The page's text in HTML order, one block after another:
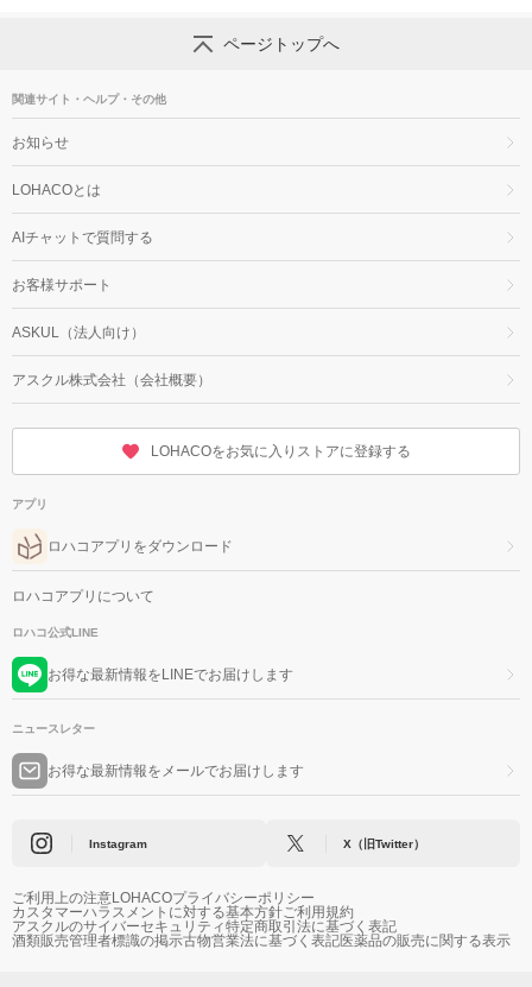
ページトップへ
関連サイト・ヘルプ・その他
お知らせ
LOHACOとは
AIチャットで質問する
お客様サポート
ASKUL（法人向け）
アスクル株式会社（会社概要）
LOHACOをお気に入りストアに登録する
アプリ
ロハコアプリをダウンロード
ロハコアプリについて
ロハコ公式LINE
お得な最新情報をLINEでお届けします
ニュースレター
お得な最新情報をメールでお届けします
Instagram X（旧Twitter）
ご利用上の注意LOHACOプライバシーポリシー
カスタマーハラスメントに対する基本方針ご利用規約
アスクルのサイバーセキュリティ特定商取引法に基づく表記
酒類販売管理者標識の掲示古物営業法に基づく表記医薬品の販売に関する表示